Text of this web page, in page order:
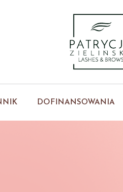
DOFINANSOWANIA